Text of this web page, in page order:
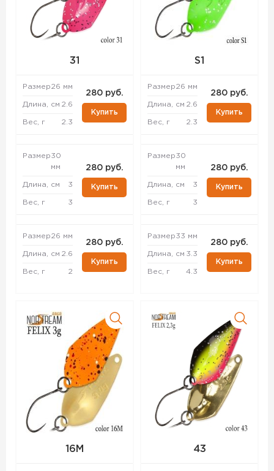
31
Размер26 мм
Длина, см 2.6
Вес, г 2.3
280 руб.
Купить
Размер30
мм
Длина, см 3
Вес, г 3
280 руб.
Купить
Размер26 мм
Длина, см 2.6
Вес, г 2
280 руб.
Купить
S1
Размер26 мм
Длина, см 2.6
Вес, г 2.3
280 руб.
Купить
Размер30
мм
Длина, см 3
Вес, г 3
280 руб.
Купить
Размер33 мм
Длина, см 3.3
Вес, г 4.3
280 руб.
Купить
16M 43